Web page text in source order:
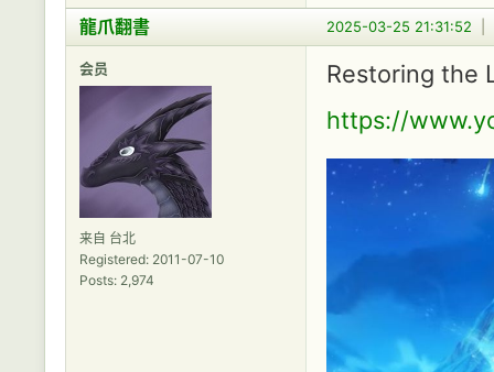
2025-03-25 21:31:52
龍爪翻書
会员
来自 台北
Registered: 2011-07-10
Posts: 2,974
Restoring the
https://